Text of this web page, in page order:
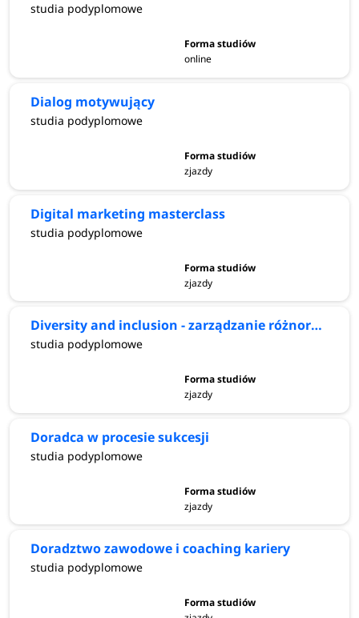
studia podyplomowe
online
Dialog motywujący
studia podyplomowe
zjazdy
Digital marketing masterclass
studia podyplomowe
zjazdy
Diversity and inclusion - zarządzanie różnorodnością w organizacji
studia podyplomowe
zjazdy
Doradca w procesie sukcesji
studia podyplomowe
zjazdy
Doradztwo zawodowe i coaching kariery
studia podyplomowe